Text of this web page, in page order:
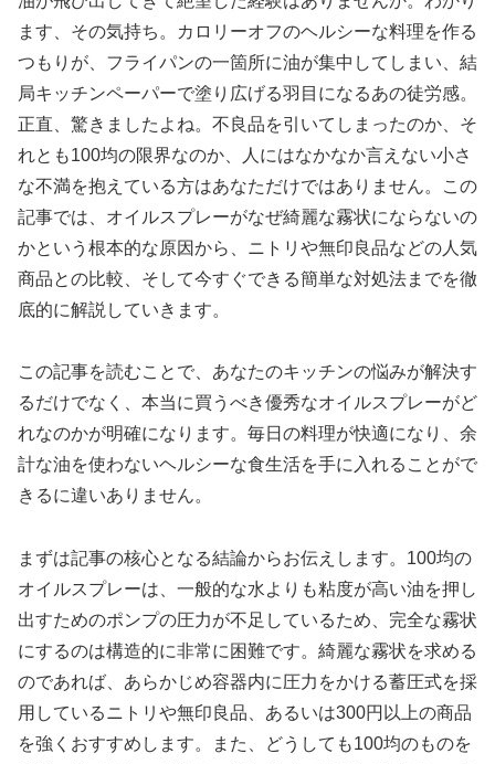
ます、その気持ち。カロリーオフのヘルシーな料理を作る
つもりが、フライパンの一箇所に油が集中してしまい、結
局キッチンペーパーで塗り広げる羽目になるあの徒労感。
正直、驚きましたよね。不良品を引いてしまったのか、そ
れとも100均の限界なのか、人にはなかなか言えない小さ
な不満を抱えている方はあなただけではありません。この
記事では、オイルスプレーがなぜ綺麗な霧状にならないの
かという根本的な原因から、ニトリや無印良品などの人気
商品との比較、そして今すぐできる簡単な対処法までを徹
底的に解説していきます。
この記事を読むことで、あなたのキッチンの悩みが解決す
るだけでなく、本当に買うべき優秀なオイルスプレーがど
れなのかが明確になります。毎日の料理が快適になり、余
計な油を使わないヘルシーな食生活を手に入れることがで
きるに違いありません。
まずは記事の核心となる結論からお伝えします。100均の
オイルスプレーは、一般的な水よりも粘度が高い油を押し
出すためのポンプの圧力が不足しているため、完全な霧状
にするのは構造的に非常に困難です。綺麗な霧状を求める
のであれば、あらかじめ容器内に圧力をかける蓄圧式を採
用しているニトリや無印良品、あるいは300円以上の商品
を強くおすすめします。また、どうしても100均のものを